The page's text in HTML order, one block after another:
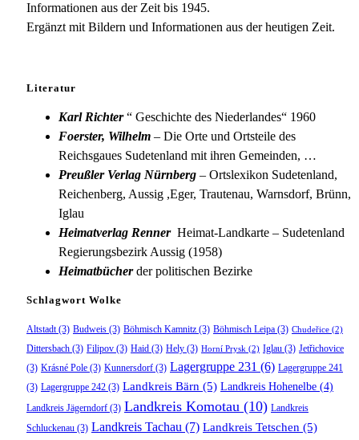
Informationen aus der Zeit bis 1945.
Ergänzt mit Bildern und Informationen aus der heutigen Zeit.
Literatur
Karl Richter“ Geschichte des Niederlandes“ 1960
Foerster, Wilhelm – Die Orte und Ortsteile des
Reichsgaues Sudetenland mit ihren Gemeinden, …
Preußler Verlag Nürnberg – Ortslexikon Sudetenland,
Reichenberg, Aussig ,Eger, Trautenau, Warnsdorf, Brünn,
Iglau
Heimatverlag Renner Heimat-Landkarte – Sudetenland
Regierungsbezirk Aussig (1958)
Heimatbücherder politischen Bezirke
Schlagwort Wolke
Altstadt(3) Budweis (3) Böhmisch Kamnitz (3) Böhmisch Leipa (3) Chudeřice (2)
Dittersbach (3) Filipov (3) Haid (3) Hely (3) Horní Prysk (2) Iglau (3) Jetřichovice
(3) Krásné Pole (3) Kunnersdorf (3) Lagergruppe 231 (6) Lagergruppe 241
(3) Lagergruppe 242 (3) Landkreis Bärn (5) Landkreis Hohenelbe (4)
Landkreis Jägerndorf (3) Landkreis Komotau (10) Landkreis
Schluckenau (3) Landkreis Tachau (7) Landkreis Tetschen (5)